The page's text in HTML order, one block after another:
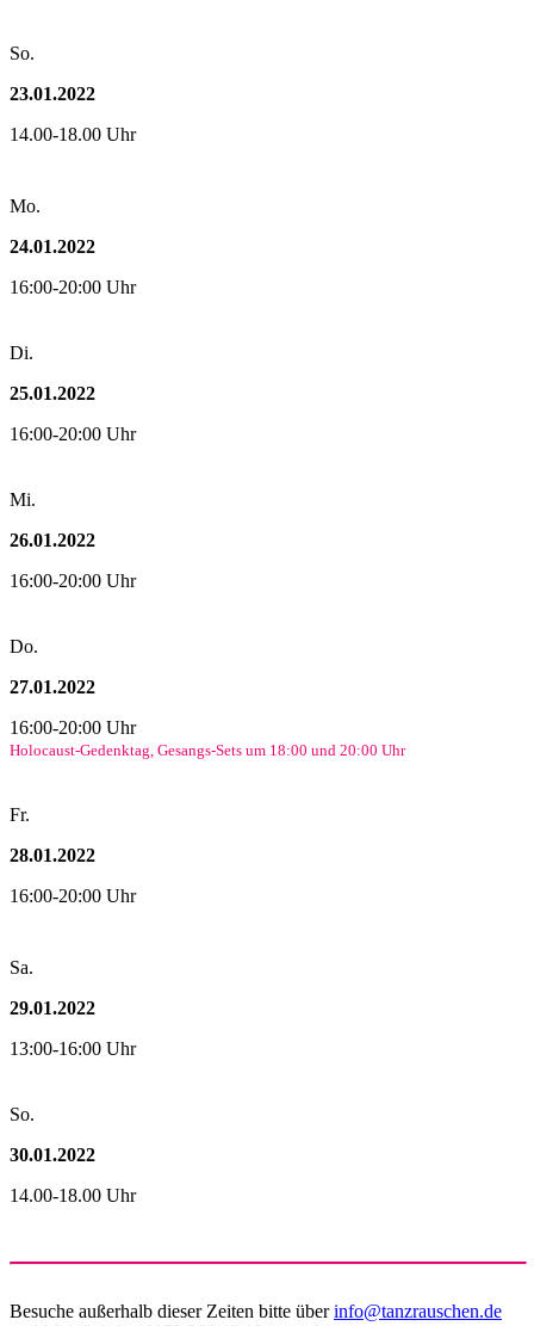
So.
23.01.2022
14.00-18.00 Uhr
Mo.
24.01.2022
16:00-20:00 Uhr
Di.
25.01.2022
16:00-20:00 Uhr
Mi.
26.01.2022
16:00-20:00 Uhr
Do.
27.01.2022
16:00-20:00 Uhr
Holocaust-Gedenktag, Gesangs-Sets um 18:00 und 20:00 Uhr
Fr.
28.01.2022
16:00-20:00 Uhr
Sa.
29.01.2022
13:00-16:00 Uhr
So.
30.01.2022
14.00-18.00 Uhr
Besuche außerhalb dieser Zeiten bitte überinfo@tanzrauschen.de